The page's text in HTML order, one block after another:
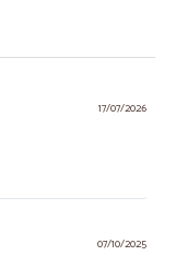
17/07/2026
07/10/2025